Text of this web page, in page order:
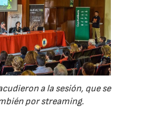
a la sesión, que se
por streaming.